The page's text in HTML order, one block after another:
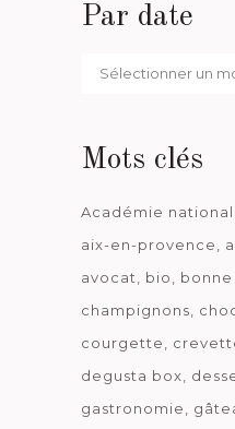
Par date
Par
Mots clés
Académie
aix-en-provence
avocat
bio bonne
champignons
courgette
degusta box
gastronomie